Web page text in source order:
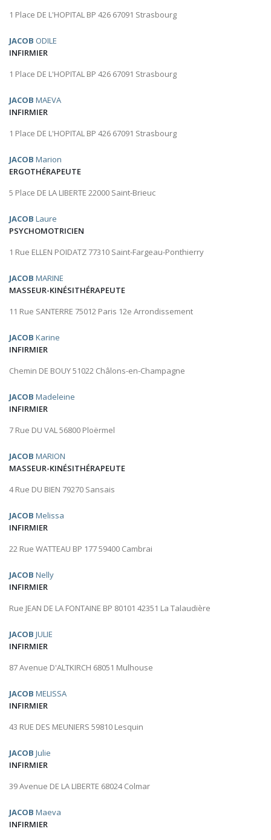
1 Place DE L'HOPITAL BP 426 67091 Strasbourg
JACOB ODILE
INFIRMIER
1 Place DE L'HOPITAL BP 426 67091 Strasbourg
JACOB MAEVA
INFIRMIER
1 Place DE L'HOPITAL BP 426 67091 Strasbourg
JACOB Marion
ERGOTHÉRAPEUTE
5 Place DE LA LIBERTE 22000 Saint-Brieuc
JACOB Laure
PSYCHOMOTRICIEN
1 Rue ELLEN POIDATZ 77310 Saint-Fargeau-Ponthierry
JACOB MARINE
MASSEUR-KINÉSITHÉRAPEUTE
11 Rue SANTERRE 75012 Paris 12e Arrondissement
JACOB Karine
INFIRMIER
Chemin DE BOUY 51022 Châlons-en-Champagne
JACOB Madeleine
INFIRMIER
7 Rue DU VAL 56800 Ploërmel
JACOB MARION
MASSEUR-KINÉSITHÉRAPEUTE
4 Rue DU BIEN 79270 Sansais
JACOB Melissa
INFIRMIER
22 Rue WATTEAU BP 177 59400 Cambrai
JACOB Nelly
INFIRMIER
Rue JEAN DE LA FONTAINE BP 80101 42351 La Talaudière
JACOB JULIE
INFIRMIER
87 Avenue D'ALTKIRCH 68051 Mulhouse
JACOB MELISSA
INFIRMIER
43 RUE DES MEUNIERS 59810 Lesquin
JACOB Julie
INFIRMIER
39 Avenue DE LA LIBERTE 68024 Colmar
JACOB Maeva
INFIRMIER